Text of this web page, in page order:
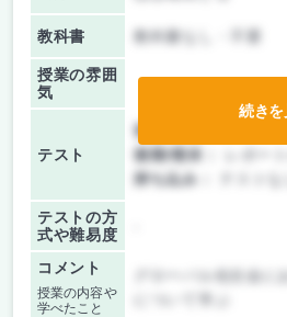
教科書 教科書なし・不要
授業の雰囲
気
テスト
前期/中間：
後期/期末：
持ち込み：
テストの方
式や難易度
コメント
授業の内容や
学べたこと
グローバル化社会に
続きを